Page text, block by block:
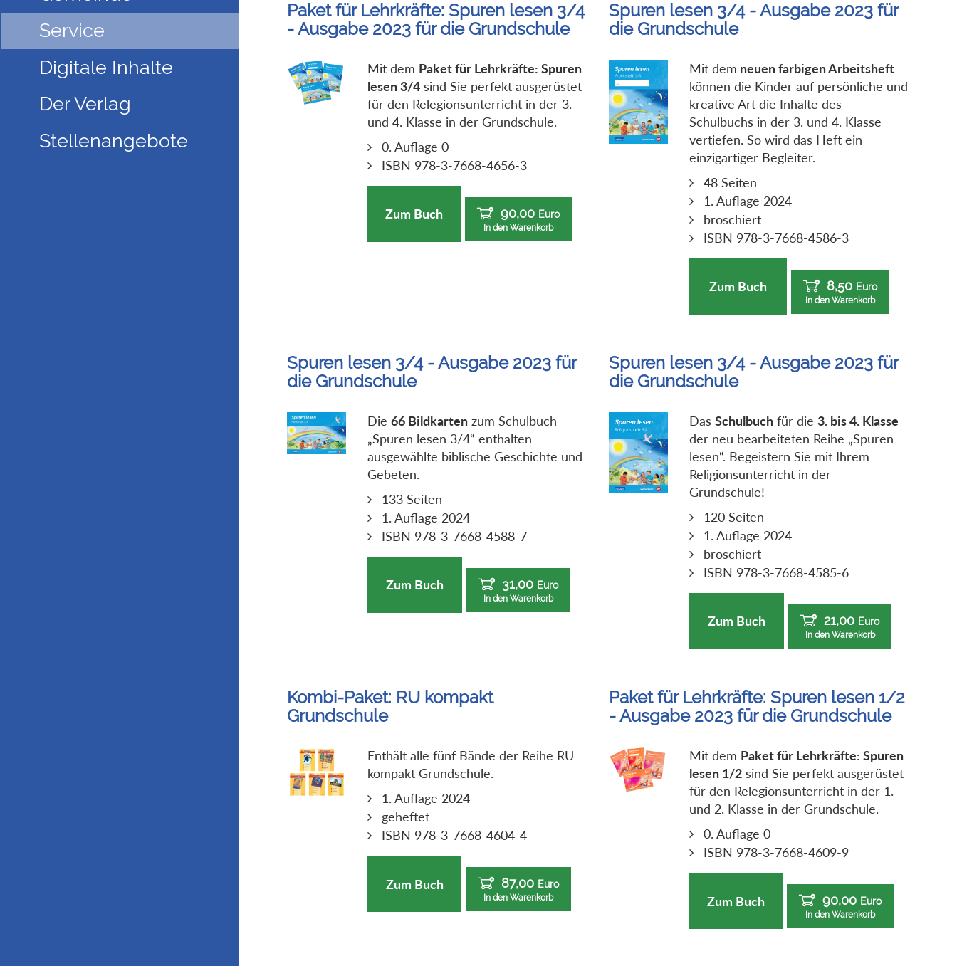
Service
Digitale Inhalte
Der Verlag
Stellenangebote
Paket für Lehrkräfte: Spuren lesen 3/4
- Ausgabe 2023 für die Grundschule
Mit dem Paket für Lehrkräfte: Spuren
lesen 3/4 sind Sie perfekt ausgerüstet
für den Relegionsunterricht in der 3.
und 4. Klasse in der Grundschule.
0. Auflage 0
ISBN 978-3-7668-4656-3
Zum Buch 90,00 Euro
In den Warenkorb
Spuren lesen 3/4 - Ausgabe 2023 für
die Grundschule
Mit dem neuen farbigen Arbeitsheft
können die Kinder auf persönliche und
kreative Art die Inhalte des
Schulbuchs in der 3. und 4. Klasse
vertiefen. So wird das Heft ein
einzigartiger Begleiter.
48 Seiten
1. Auflage 2024
broschiert
ISBN 978-3-7668-4586-3
Zum Buch 8,50 Euro
In den Warenkorb
Spuren lesen 3/4 - Ausgabe 2023 für
die Grundschule
Die66 Bildkarten zum Schulbuch
„Spuren lesen 3/4“ enthalten
ausgewählte biblische Geschichte und
Gebeten.
133 Seiten
1. Auflage 2024
ISBN 978-3-7668-4588-7
Zum Buch 31,00 Euro
In den Warenkorb
Spuren lesen 3/4 - Ausgabe 2023 für
die Grundschule
Das Schulbuchfür die 3. bis 4. Klasse
der neu bearbeiteten Reihe „Spuren
lesen“. Begeistern Sie mit Ihrem
Religionsunterricht in der
Grundschule!
120 Seiten
1. Auflage 2024
broschiert
ISBN 978-3-7668-4585-6
Zum Buch 21,00 Euro
In den Warenkorb
Kombi-Paket: RU kompakt
Grundschule
Enthält alle fünf Bände der Reihe RU
kompakt Grundschule.
1. Auflage 2024
geheftet
ISBN 978-3-7668-4604-4
Zum Buch 87,00 Euro
In den Warenkorb
Paket für Lehrkräfte: Spuren lesen 1/2
- Ausgabe 2023 für die Grundschule
Mit dem Paket für Lehrkräfte: Spuren
lesen 1/2sind Sie perfekt ausgerüstet
für den Relegionsunterricht in der 1.
und 2. Klasse in der Grundschule.
0. Auflage 0
ISBN 978-3-7668-4609-9
Zum Buch 90,00 Euro
In den Warenkorb